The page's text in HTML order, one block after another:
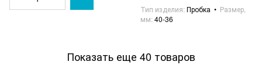
Тип изделия Пробка
Размер,
мм 40-36
Показать еще 40 товаров